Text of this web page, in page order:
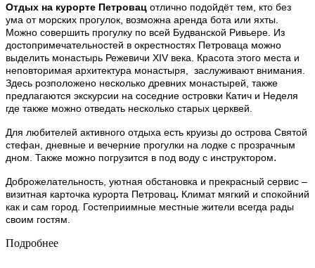
Отдых на курорте Петровац отлично подойдёт тем, кто без
ума от морских прогулок, возможна аренда бота или яхты.
Можно совершить прогулку по всей Будванской Ривьере. Из
достопримечательностей в окрестностях Петроваца можно
выделить монастырь Режевичи XIV века. Красота этого места и
неповторимая архитектура монастыря, заслуживают внимания.
Здесь розположено несколько древних монастырей, также
предлагаются экскурсии на соседние островки Катич и Неделя
где также можно отведать несколько старых церквей.
Для любителей активного отдыха есть круизы до острова Святой
стефан, дневные и вечерние прогулки на лодке с прозрачным
дном. Также можно погрузится в под воду с инструктором.
Доброжелательность, уютная обстановка и прекрасный сервис –
визитная карточка курорта Петровац. Климат мягкий и спокойний
как и сам город. Гостеприимные местные жители всегда рады
своим гостям.
Подробнее